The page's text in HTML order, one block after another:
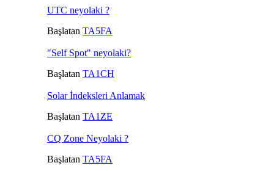
UTC neyolaki ?
Başlatan TA5FA
"Self Spot" neyolaki?
Başlatan TA1CH
Solar İndeksleri Anlamak
Başlatan TA1ZE
CQ Zone Neyolaki ?
Başlatan TA5FA